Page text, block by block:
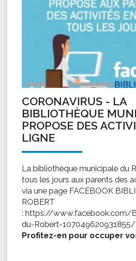
CORONAVIRUS - LA
BIBLIOTHÈQUE
PROPOSE DES
LIGNE
La bibliothèque municipale du
tous les jours aux parents des
via une page FACEBOOK
ROBERT
: https://www.facebook.com/
du-Robert-107049620931855/
Profitez-en pour occuper